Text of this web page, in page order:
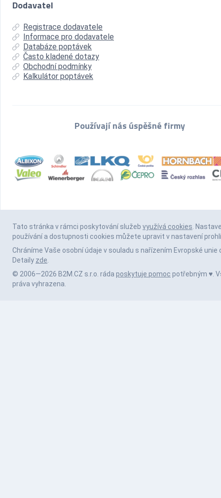
Dodavatel
Registrace dodavatele
Informace pro dodavatele
Databáze poptávek
Často kladené dotazy
Obchodní podmínky
Kalkulátor poptávek
Používají nás úspěšné firmy
Tato stránka v rámci poskytování služeb využívá cookies .
používání a dostupnosti cookies můžete upravit v nastavení
Chráníme Vaše osobní údaje v souladu s nařízením Evropské unie
Detaily zde
© 2006—2026 B2M.CZ s.r.o. ráda poskytuje pomoc potřebným ♥️.
práva vyhrazena.